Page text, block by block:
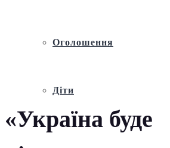
Оголошення
Діти
«Україна буде